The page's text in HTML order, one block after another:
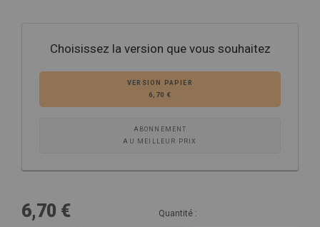
Choisissez la version que vous souhaitez
VERSION PAPIER
6,70 €
ABONNEMENT
AU MEILLEUR PRIX
6,70 € Quantité :